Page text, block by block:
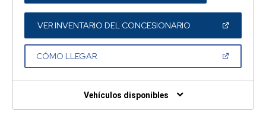
UNA
VENTANA
NUEVA)
VER INVENTARIO DEL CONCESIONARIO(ABRIR
UNA
CÓMO LLEGAR(ABRIR
VENTANA
Vehículos disponibles